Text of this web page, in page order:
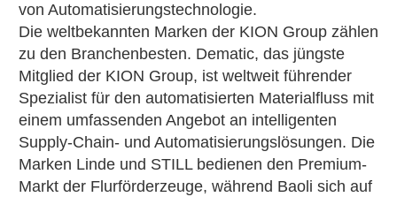
von Automatisierungstechnologie.
Die weltbekannten Marken der KION Group zählen
zu den Branchenbesten. Dematic, das jüngste
Mitglied der KION Group, ist weltweit führender
Spezialist für den automatisierten Materialfluss mit
einem umfassenden Angebot an intelligenten
Supply-Chain- und Automatisierungslösungen. Die
Marken Linde und STILL bedienen den Premium-
Markt der Flurförderzeuge, während Baoli sich auf